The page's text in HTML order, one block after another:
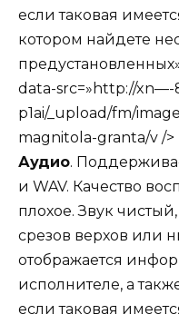
если таковая
котором найдете
data-src=»http://xn—-
p1ai/_upload/fm/
magnitola-granta/v />
Аудио.
и WAV. Качество
плохое. Звук
срезов верхов или
отображается
исполнителе, а
если таковая